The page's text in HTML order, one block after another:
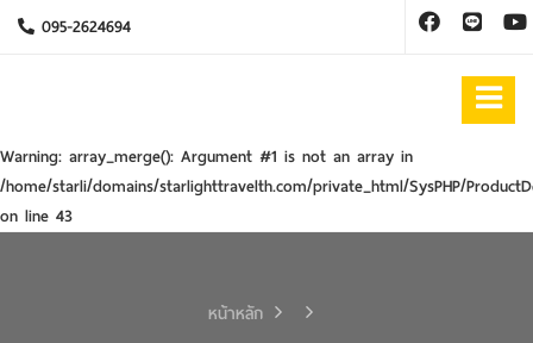
095-2624694
Warning: array_merge(): Argument #1 is not an array in
/home/starli/domains/starlighttravelth.com/private_html/SysPHP/
on line 43
หน้าหลัก